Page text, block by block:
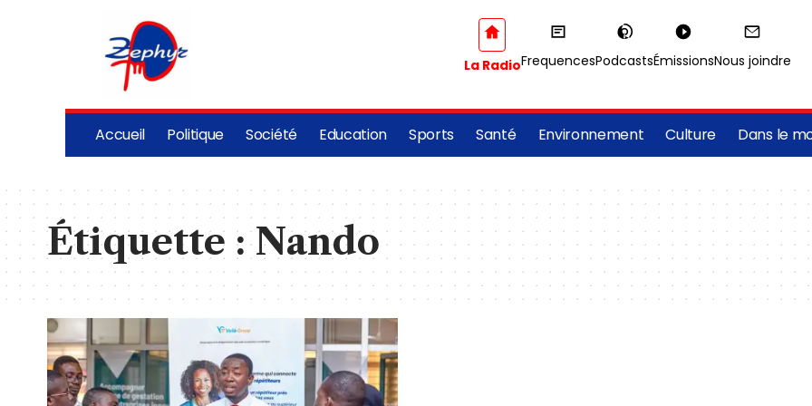
La RadioFrequencesPodcastsÉmissionsNous joindre
Accueil Politique Société Education Sports Santé Environnement Culture Dans le
Étiquette :Nando